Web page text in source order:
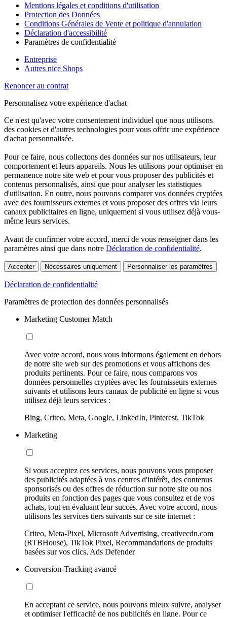
Mentions légales et conditions d'utilisation
Protection des Données
Conditions Générales de Vente et politique d'annulation
Déclaration d'accessibilité
Paramètres de confidentialité
Entreprise
Autres nice Shops
Renoncer au contrat
Personnalisez votre expérience d'achat
Ce n'est qu'avec votre consentement individuel que nous utilisons
des cookies et d'autres technologies pour vous offrir une expérience
d'achat personnalisée.
Pour ce faire, nous collectons des données sur nos utilisateurs, leur
comportement et leurs appareils. Nous les utilisons pour optimiser en
permanence notre site web et pour vous proposer des publicités et
contenus personnalisés, ainsi que pour analyser les statistiques
d'utilisation. En outre, nous pouvons comparer vos données cryptées
avec des fournisseurs externes et vous proposer des offres via leurs
canaux publicitaires en ligne, uniquement si vous utilisez déjà vous-
même leurs services.
Avant de confirmer votre accord, merci de vous renseigner dans les
paramètres ainsi que dans notre Déclaration de confidentialité.
Accepter Nécessaires uniquement Personnaliser les paramètres
Déclaration de confidentialité
Paramètres de protection des données personnalisés
Marketing Customer Match
Avec votre accord, nous vous informons également en dehors
de notre site web sur des promotions et vous affichons des
produits pertinents. Pour ce faire, nous comparons vos
données personnelles cryptées avec les fournisseurs externes
suivants et utilisons leurs canaux de publicité en ligne si vous
utilisez déjà leurs services :
Bing, Criteo, Meta, Google, LinkedIn, Pinterest, TikTok
Marketing
Si vous acceptez ces services, nous pouvons vous proposer
des publicités adaptées à vos centres d'intérêt, des contenus
sponsorisés ou des offres de réduction sur notre site ou nos
produits en fonction des pages que vous consultez et de vos
achats, tout en évaluant leur succès. Avec votre accord, nous
utilisons les services tiers suivants sur ce site internet :
Criteo, Meta-Pixel, Microsoft Advertising, creativecdn.com
(RTBHouse), TikTok Pixel, Recommandations de produits
basées sur vos clics, Ads Defender
Conversion-Tracking avancé
En acceptant ce service, nous pouvons mieux suivre, analyser
et optimiser l'efficacité de nos publicités en ligne. Pour ce